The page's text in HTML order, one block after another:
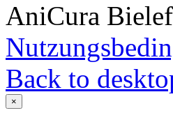
AniCura
Back to
×